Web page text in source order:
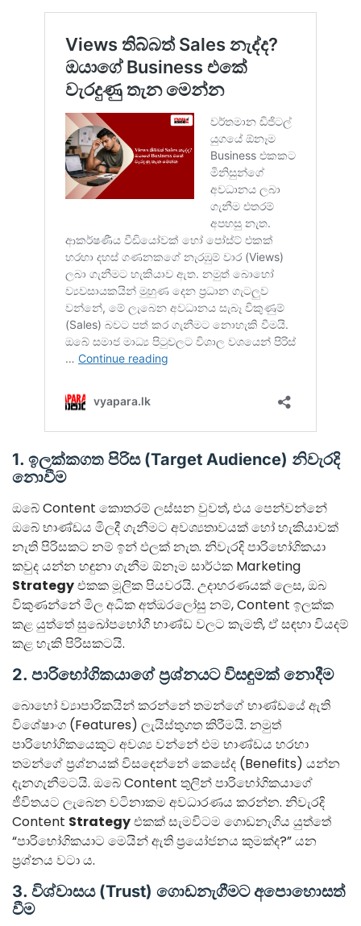
1. ඉලක්කගත පිරිස (Target Audience) නිවැරදි
නොවීම
ඔබේ Content කොතරම් ලස්සන වුවත්, එය පෙන්වන්නේ
ඔබේ භාණ්ඩය මිලදී ගැනීමට අවශ්‍යතාවයක් හෝ හැකියාවක්
නැති පිරිසකට නම් ඉන් ඵලක් නැත. නිවැරදි පාරිභෝගිකයා
කවුද යන්න හඳුනා ගැනීම ඕනෑම සාර්ථක Marketing
Strategyඑකක මූලික පියවරයි. උදාහරණයක් ලෙස, ඔබ
විකුණන්නේ මිල අධික අත්ඔරලෝසු නම්, Content ඉලක්ක
කළ යුත්තේ සුඛෝපභෝගී භාණ්ඩ වලට කැමති, ඒ සඳහා වියදම්
කළ හැකි පිරිසකටයි.
2. පාරිභෝගිකයාගේ ප්‍රශ්නයට විසඳුමක් නොදීම
බොහෝ ව්‍යාපාරිකයින් කරන්නේ තමන්ගේ භාණ්ඩයේ ඇති
විශේෂාංග (Features) ලැයිස්තුගත කිරීමයි. නමුත්
පාරිභෝගිකයෙකුට අවශ්‍ය වන්නේ එම භාණ්ඩය හරහා
තමන්ගේ ප්‍රශ්නයක් විසඳෙන්නේ කෙසේද (Benefits) යන්න
දැනගැනීමටයි. ඔබේ Content තුලින් පාරිභෝගිකයාගේ
ජීවිතයට ලැබෙන වටිනාකම අවධාරණය කරන්න. නිවැරදි
Content Strategyඑකක් සැමවිටම ගොඩනැගිය යුත්තේ
“පාරිභෝගිකයාට මෙයින් ඇති ප්‍රයෝජනය කුමක්ද?” යන
ප්‍රශ්නය වටා ය.
3. විශ්වාසය (Trust) ගොඩනැගීමට අපොහොසත්
වීම